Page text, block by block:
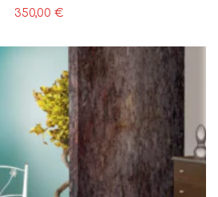
350,00 €